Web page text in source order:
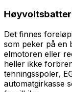
Det finnes
som peker på en
elmotoren eller
heller ikke
tenningsspoler,
automatgirkasse